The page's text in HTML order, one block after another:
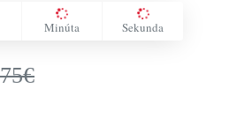
Minúta Sekunda